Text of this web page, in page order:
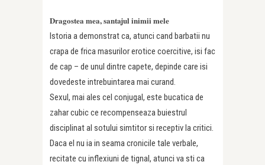
Dragostea mea, santajul inimii mele
Istoria a demonstrat ca, atunci cand barbatii nu
crapa de frica masurilor erotice coercitive, isi fac
de cap – de unul dintre capete, depinde care isi
dovedeste intrebuintarea mai curand.
Sexul, mai ales cel conjugal, este bucatica de
zahar cubic ce recompenseaza buiestrul
disciplinat al sotului simtitor si receptiv la critici.
Daca el nu ia in seama cronicile tale verbale,
recitate cu inflexiuni de tignal, atunci va sti ca